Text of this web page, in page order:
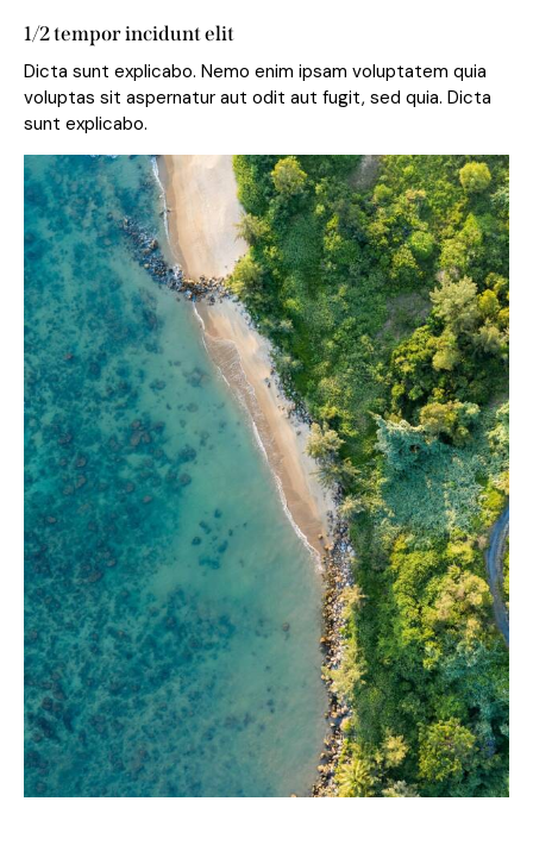
1/2 tempor incidunt elit
Dicta sunt explicabo. Nemo enim ipsam voluptatem quia
voluptas sit aspernatur aut odit aut fugit, sed quia. Dicta
sunt explicabo.